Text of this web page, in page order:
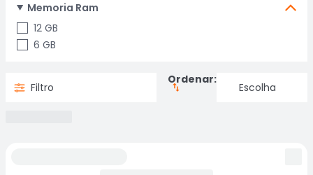
Memoria Ram
12 GB
6 GB
Filtro
Ordenar: